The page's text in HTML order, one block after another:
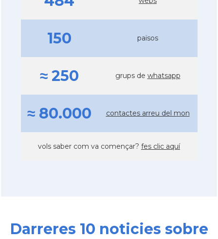
150 països
≈ 250 grups de whatsapp
≈ 80.000 contactes arreu del mon
vols saber com va començar? fes clic aquí
Darreres 10 noticies sobre